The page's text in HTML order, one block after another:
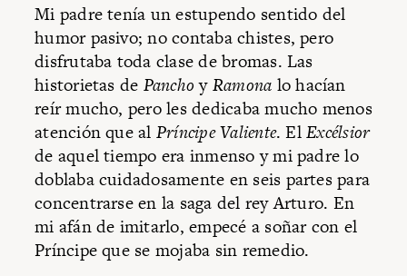
Mi padre tenía un estupendo sentido del
humor pasivo; no contaba chistes, pero
disfrutaba toda clase de bromas. Las
historietas de PanchoyRamona lo hacían
reír mucho, pero les dedicaba mucho menos
atención que al Príncipe Valiente. ElExcélsior
de aquel tiempo era inmenso y mi padre lo
doblaba cuidadosamente en seis partes para
concentrarse en la saga del rey Arturo. En
mi afán de imitarlo, empecé a soñar con el
Príncipe que se mojaba sin remedio.